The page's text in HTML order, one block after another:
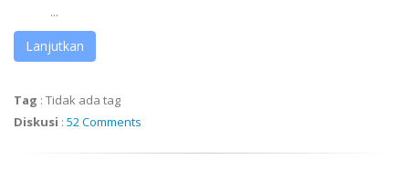
...
Lanjutkan
Tag : Tidak ada tag
Diskusi : 52 Comments